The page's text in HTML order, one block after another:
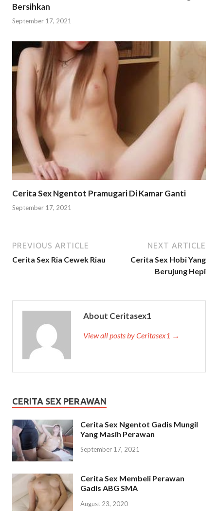
Bersihkan
September 17, 2021
Cerita Sex Ngentot Pramugari Di Kamar Ganti
September 17, 2021
PREVIOUS ARTICLE
Cerita Sex Ria Cewek Riau
NEXT ARTICLE
Cerita Sex Hobi Yang
Berujung Hepi
About Ceritasex1
View all posts by Ceritasex1 →
CERITA SEX PERAWAN
Cerita Sex Ngentot Gadis Mungil
Yang Masih Perawan
September 17, 2021
Cerita Sex Membeli Perawan
Gadis ABG SMA
August 23, 2020